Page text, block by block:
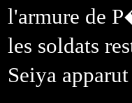
l'armure de
les soldats
Seiya